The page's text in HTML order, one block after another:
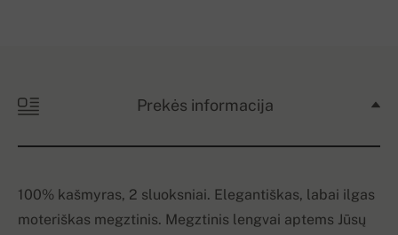
Prekės informacija
100% kašmyras, 2 sluoksniai. Elegantiškas, labai ilgas
moteriškas megztinis. Megztinis lengvai aptems Jūsų